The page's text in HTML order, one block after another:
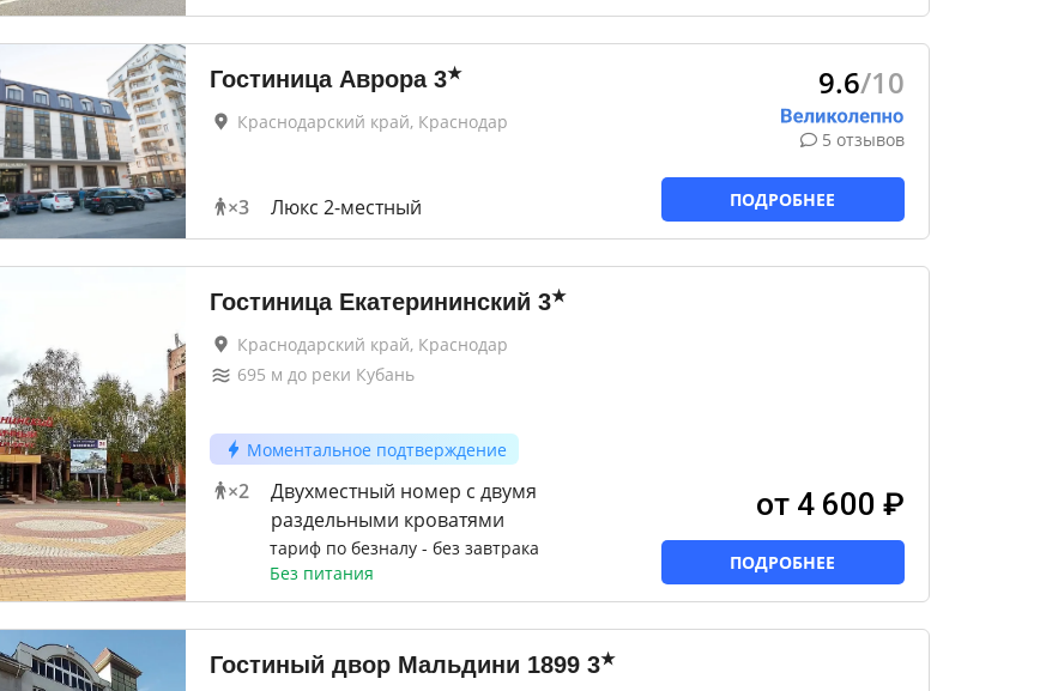
Гостиница Аврора 3★
Краснодарский край, Краснодар
×3 Люкс 2-местный
9.6/10
5 отзывов
ПОДРОБНЕЕ
Гостиница Екатерининский 3★
Краснодарский край, Краснодар
695 м до реки Кубань
Моментальное подтверждение
×2
Двухместный номер с двумя
раздельными кроватями
тариф по безналу - без завтрака
Без питания
от 4 600 ₽
ПОДРОБНЕЕ
Гостиный двор Мальдини 1899 3★